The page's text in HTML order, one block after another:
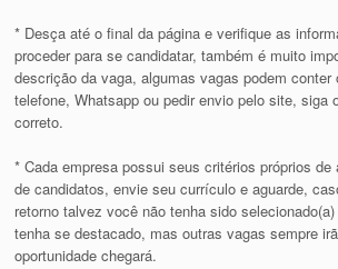
* Desça até o final da página e verifique as
proceder para se candidatar, também é muito
descrição da vaga, algumas vagas podem conter
telefone, Whatsapp ou pedir envio pelo site, siga
correto.
* Cada empresa possui seus critérios próprios
de candidatos, envie seu currículo e aguarde,
retorno talvez você não tenha sido
tenha se destacado, mas outras vagas sempre
oportunidade chegará.